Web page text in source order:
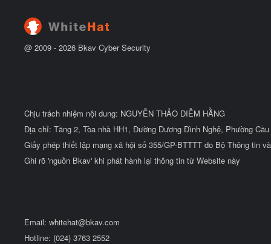
@ 2009 - 2026 Bkav Cyber Security
Chịu trách nhiệm nội dung: NGUYỄN THẢO DIỄM HẰNG
Địa chỉ: Tầng 2, Tòa nhà HH1, Đường Dương Đình Nghệ, Phường
Giấy phép thiết lập mạng xã hội số 355/GP-BTTTT do Bộ Thông tin
Ghi rõ 'nguồn Bkav' khi phát hành lại thông tin từ Website này
Email: whitehat@bkav.com
Hotline: (024) 3763 2552